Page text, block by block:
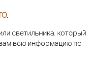
светильника, который
всю информацию по